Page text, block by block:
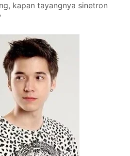
kapan tayangnya sinetron